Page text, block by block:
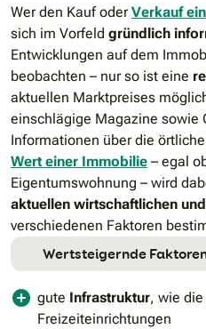
Wer den Kauf oderVerkauf
sich im Vorfeld gründlich
Entwicklungen auf dem
beobachten – nur so ist eine
aktuellen Marktpreises
einschlägige Magazine sowie
Informationen über die
Wert einer Immobilie – egal
Eigentumswohnung – wird
aktuellen wirtschaftlichen
verschiedenen Faktoren
Wertsteigernde
gute Infrastruktur, wie
Freizeiteinrichtungen